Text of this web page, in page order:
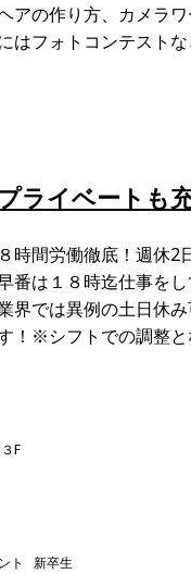
アの作り方、カメラ
はフォトコンテスト
プライベートも
８時間労働徹底！週休2
番は１８時迄仕事を
界では異例の土日休
！※シフトでの調整と
F
ト 新卒生